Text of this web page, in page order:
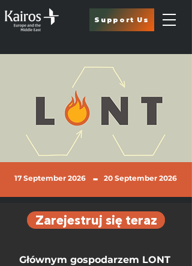
Support Us
17 September 2026 - 20 September 2026
Zarejestruj się teraz
Głównym gospodarzem LONT